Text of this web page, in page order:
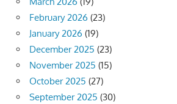
February 2026 (23)
January 2026 (19)
December 2025 (23)
November 2025 (15)
October 2025 (27)
September 2025 (30)